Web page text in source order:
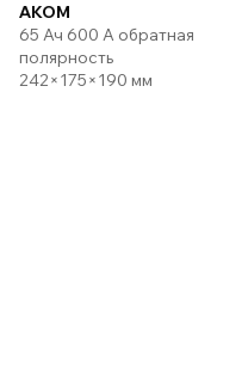
AKOM
65 Ач 600 А обратная
полярность
242×175×190 мм